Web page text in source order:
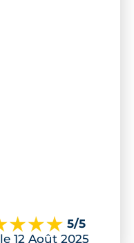
5/5
le 12 Août 2025